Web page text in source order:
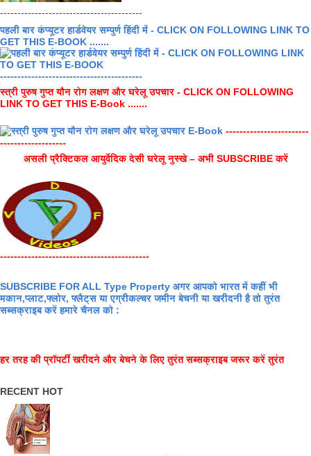
-----------------------------------------
पहली बार कंप्यूटर हार्डवेयर सम्पुर्ण हिंदी में - CLICK ON FOLLOWING LINK TO
GET THIS E-BOOK .......
-----------------------------------------
स्त्री पुरुष गुप्त यौन रोग लक्षण और घरेलू उपचार - CLICK ON FOLLOWING
LINK TO GET THIS E-Book .......
------------------------
-------------------
असली प्रैक्टिकल आयुर्वेदिक देसी घरेलू नुस्खे – अभी SUBSCRIBE करें
-------------------------------------------
SUBSCRIBE FOR ALL Type Property अगर आपको भारत में कहीं भी
मकान,प्लाट,फ्लोर, फ्लैट्स या एग्रीकल्चर जमीन बेचनी या खरीदनी है तो तुरंत
सब्सक्राइब करें हमारे चैनल को :
हर तरह की प्रॉपर्टी खरीदने और बेचने के लिए तुरंत सब्सक्राइब जरूर करें तुरंत
RECENT HOT